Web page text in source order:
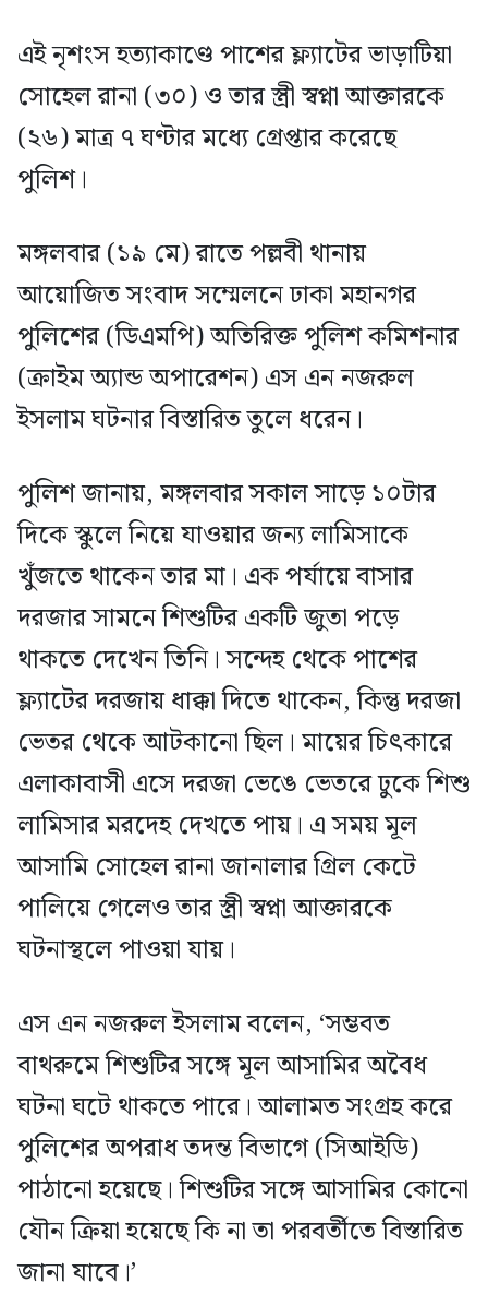
এই নৃশংস হত্যাকাণ্ডে পাশের ফ্ল্যাটের ভাড়াটিয়া
সোহেল রানা (৩০) ও তার স্ত্রী স্বপ্না আক্তারকে
(২৬) মাত্র ৭ ঘণ্টার মধ্যে গ্রেপ্তার করেছে
পুলিশ।
মঙ্গলবার (১৯ মে) রাতে পল্লবী থানায়
আয়োজিত সংবাদ সম্মেলনে ঢাকা মহানগর
পুলিশের (ডিএমপি) অতিরিক্ত পুলিশ কমিশনার
(ক্রাইম অ্যান্ড অপারেশন) এস এন নজরুল
ইসলাম ঘটনার বিস্তারিত তুলে ধরেন।
পুলিশ জানায়, মঙ্গলবার সকাল সাড়ে ১০টার
দিকে স্কুলে নিয়ে যাওয়ার জন্য লামিসাকে
খুঁজতে থাকেন তার মা। এক পর্যায়ে বাসার
দরজার সামনে শিশুটির একটি জুতা পড়ে
থাকতে দেখেন তিনি। সন্দেহ থেকে পাশের
ফ্ল্যাটের দরজায় ধাক্কা দিতে থাকেন, কিন্তু দরজা
ভেতর থেকে আটকানো ছিল। মায়ের চিৎকারে
এলাকাবাসী এসে দরজা ভেঙে ভেতরে ঢুকে শিশু
লামিসার মরদেহ দেখতে পায়। এ সময় মূল
আসামি সোহেল রানা জানালার গ্রিল কেটে
পালিয়ে গেলেও তার স্ত্রী স্বপ্না আক্তারকে
ঘটনাস্থলে পাওয়া যায়।
এস এন নজরুল ইসলাম বলেন, ‘সম্ভবত
বাথরুমে শিশুটির সঙ্গে মূল আসামির অবৈধ
ঘটনা ঘটে থাকতে পারে। আলামত সংগ্রহ করে
পুলিশের অপরাধ তদন্ত বিভাগে (সিআইডি)
পাঠানো হয়েছে। শিশুটির সঙ্গে আসামির কোনো
যৌন ক্রিয়া হয়েছে কি না তা পরবর্তীতে বিস্তারিত
জানা যাবে।’